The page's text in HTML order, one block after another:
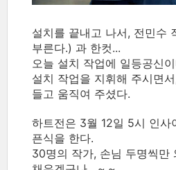
설치를 끝내고 나서, 전민수
부른다.) 과 한컷...
오늘 설치 작업에 일등공신
설치 작업을 지휘해 주시면
들고 움직여 주셨다.
하트전은 3월 12일 5시 인사
픈식을 한다.
30명의 작가, 손님 두명씩만